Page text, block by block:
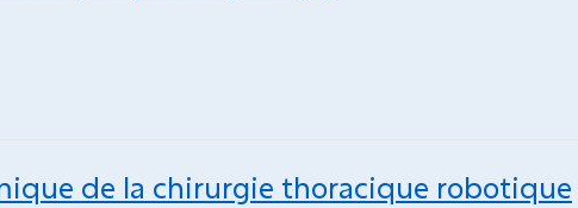
de la chirurgie thoracique robotique